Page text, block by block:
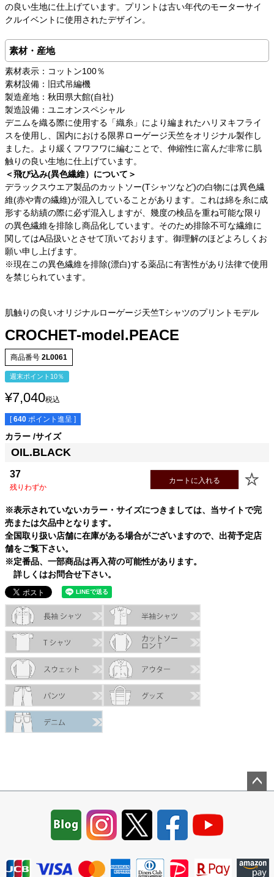
の良い生地に仕上げています。プリントは古い年代のモーターサイ
クルイベントに使用されたデザイン。
素材・産地
素材表示：コットン100％
素材設備：旧式吊編機
製造産地：秋田県大館(自社)
製造設備：ユニオンスペシャル
デニムを織る際に使用する「織糸」により編まれたハリヌキフライ
スを使用し、国内における限界ローゲージ天竺をオリジナル製作し
ました。より緩くフワフワに編むことで、伸縮性に富んだ非常に肌
触りの良い生地に仕上げています。
＜飛び込み(異色繊維）について＞
デラックスウエア製品のカットソー(Tシャツなど)の白物には異色繊
維(赤や青の繊維)が混入していることがあります。これは綿を糸に成
形する紡績の際に必ず混入しますが、幾度の検品を重ね可能な限り
の異色繊維を排除し商品化しています。そのため排除不可な繊維に
関してはA品扱いとさせて頂いております。御理解のほどよろしくお
願い申し上げます。
※現在この異色繊維を排除(漂白)する薬品に有害性があり法律で使用
を禁じられています。
SIZE 身丈
35(XS)59.5cm41.5cm17.5cm40.5cm
37(S) 61.5cm 44.0cm18.5cm
39(M) 64.0cm47.0cm19.5cm 42.5cm
41(L) 66.5cm50.0cm
肌触りの良いオリジナルローゲージ天竺Tシャツのプリントモデル
CROCHET-model.PEACE
商品番号 2L0061
週末ポイント10％
¥7,040税込
[ 640 ポイント進呈 ]
カラー サイズ
OIL.BLACK
37
残りわずか
カートに入れる
※表示されていないカラー・サイズにつきましては、当サイトで完
売または欠品中となります。
全国取り扱い店舗に在庫がある場合がございますので、出荷予定店
舗をご覧下さい。
※定番品、一部商品は再入荷の可能性があります。
詳しくはお問合せ下さい。